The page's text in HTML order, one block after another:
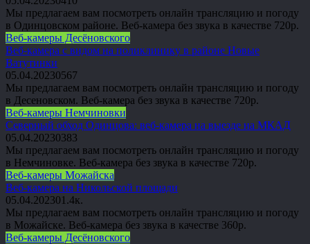
Мы предлагаем вам посмотреть онлайн трансляцию и погоду
в Одинцовском районе. Веб-камера без звука в качестве 720p.
Веб-камеры Десёновского
Веб-камера с видом на поликлинику в районе Новые
Ватутинки
05.04.20230567
Мы предлагаем вам посмотреть онлайн трансляцию и погоду
в Десеновском. Веб-камера без звука в качестве 720p.
Веб-камеры Немчиновки
Северный обход Одинцова: веб-камера на выезде на МКАД
05.04.20230383
Мы предлагаем вам посмотреть онлайн трансляцию и погоду
в Немчиновке. Веб-камера без звука в качестве 720p.
Веб-камеры Можайска
Веб-камера на Никольской площади
05.04.202301.4к.
Мы предлагаем вам посмотреть онлайн трансляцию и погоду
в Можайске. Веб-камера без звука в качестве 360p.
Веб-камеры Десёновского